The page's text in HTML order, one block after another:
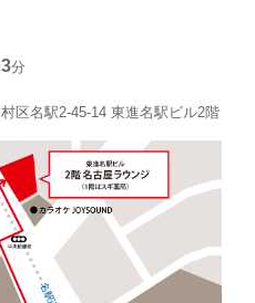
3分
区名駅2-45-14 東進名駅ビル2階